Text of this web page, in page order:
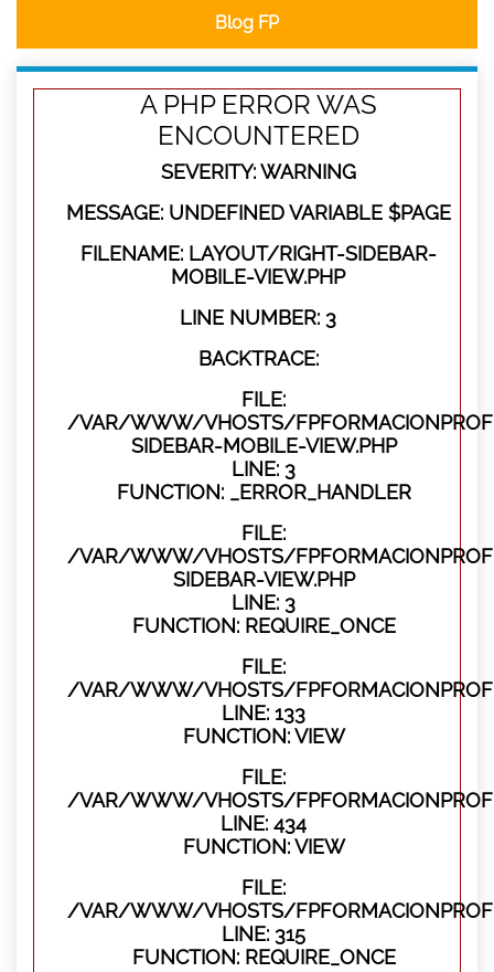
Blog FP
A PHP ERROR WAS
ENCOUNTERED
SEVERITY: WARNING
MESSAGE: UNDEFINED VARIABLE $PAGE
FILENAME: LAYOUT/RIGHT-SIDEBAR-
MOBILE-VIEW.PHP
LINE NUMBER: 3
BACKTRACE:
FILE:
/VAR/WWW/VHOSTS/
SIDEBAR-MOBILE-VIEW.PHP
LINE: 3
FUNCTION: _ERROR_HANDLER
FILE:
/VAR/WWW/VHOSTS/
SIDEBAR-VIEW.PHP
LINE: 3
FUNCTION: REQUIRE_ONCE
FILE:
/VAR/WWW/VHOSTS/
LINE: 133
FUNCTION: VIEW
FILE:
/VAR/WWW/VHOSTS/
LINE: 434
FUNCTION: VIEW
FILE:
/VAR/WWW/VHOSTS/
LINE: 315
FUNCTION: REQUIRE_ONCE